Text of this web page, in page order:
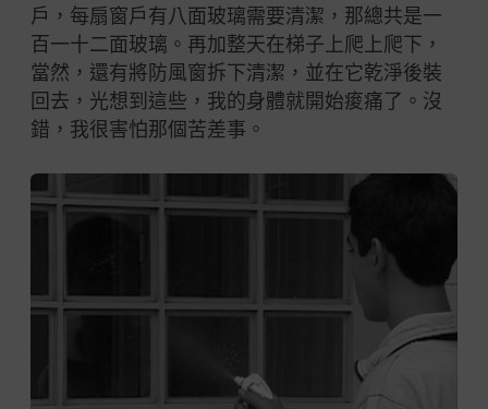
戶，每扇窗戶有八面玻璃需要清潔，那總共是一
百一十二面玻璃。再加整天在梯子上爬上爬下，
當然，還有將防風窗拆下清潔，並在它乾淨後裝
回去，光想到這些，我的身體就開始痠痛了。沒
錯，我很害怕那個苦差事。